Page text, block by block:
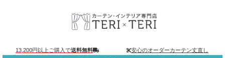
13,200円以上ご購入で送料無料 安心のオーダーカーテン丈直し